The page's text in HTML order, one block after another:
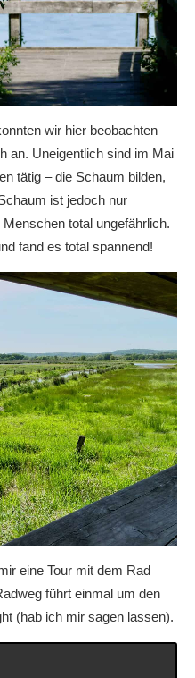
wir hier beobachten –
an. Uneigentlich sind im Mai
tätig – die Schaum bilden,
ist jedoch nur
total ungefährlich.
fand es total spannend!
eine Tour mit dem Rad
führt einmal um den
(hab ich mir sagen lassen).